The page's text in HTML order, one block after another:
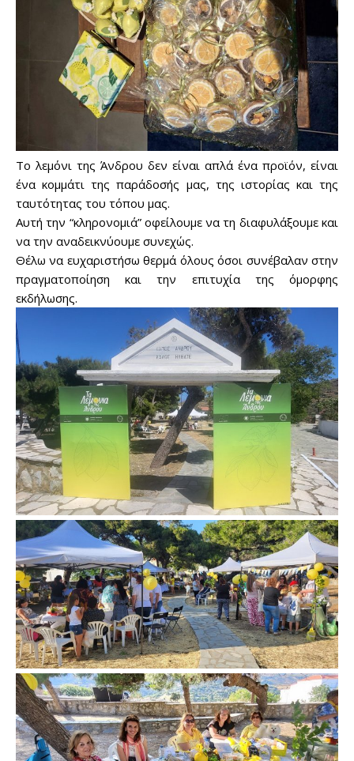
Το λεμόνι της Άνδρου δεν είναι απλά ένα προϊόν, είναι
ένα κομμάτι της παράδοσής μας, της ιστορίας και της
ταυτότητας του τόπου μας.
Αυτή την “κληρονομιά” οφείλουμε να τη διαφυλάξουμε και
να την αναδεικνύουμε συνεχώς.
Θέλω να ευχαριστήσω θερμά όλους όσοι συνέβαλαν στην
πραγματοποίηση και την επιτυχία της όμορφης
εκδήλωσης.